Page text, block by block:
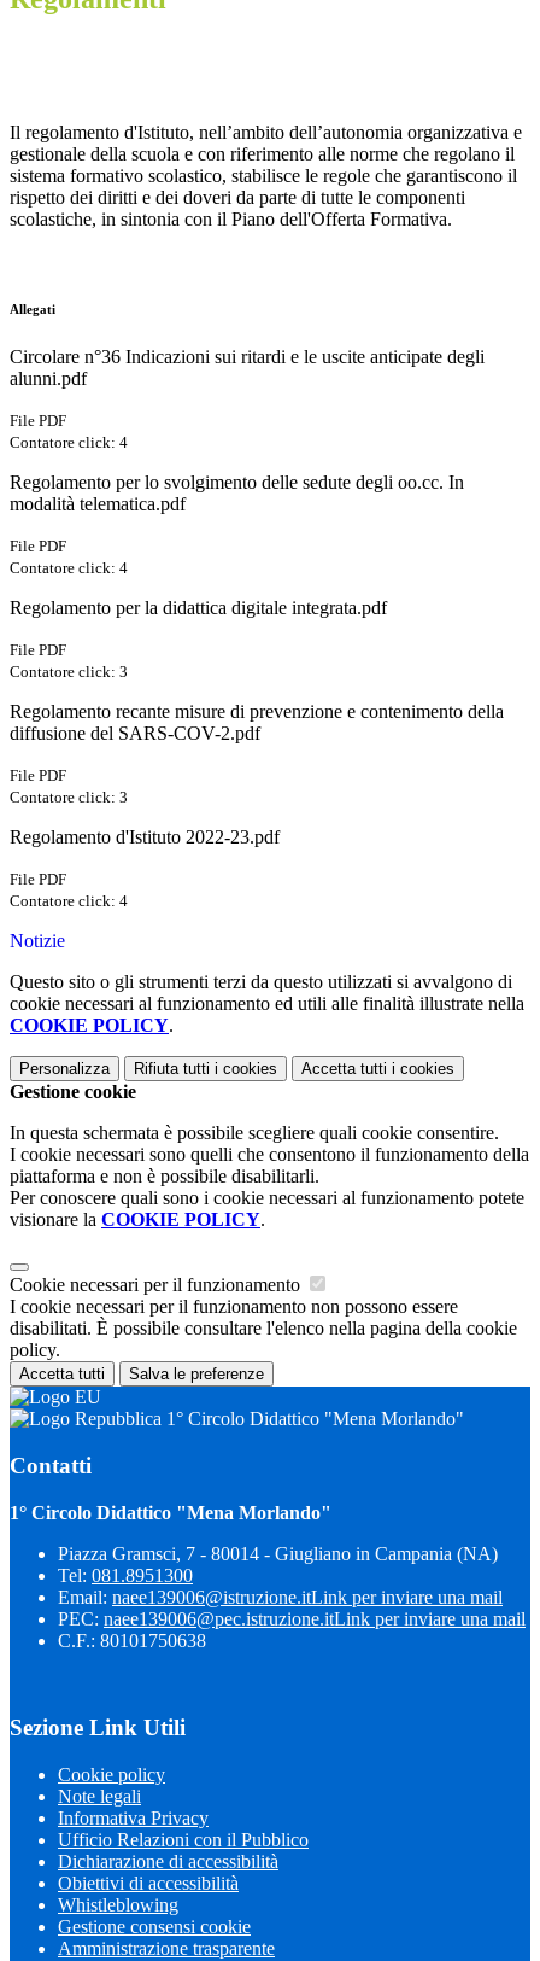
Il regolamento d'Istituto, nell’ambito dell’autonomia organizzativa e
gestionale della scuola e con riferimento alle norme che regolano il
sistema formativo scolastico, stabilisce le regole che garantiscono il
rispetto dei diritti e dei doveri da parte di tutte le componenti
scolastiche, in sintonia con il Piano dell'Offerta Formativa.
Allegati
Circolare n°36 Indicazioni sui ritardi e le uscite anticipate degli
alunni.pdf
File PDF
Contatore click: 4
Regolamento per lo svolgimento delle sedute degli oo.cc. In
modalità telematica.pdf
File PDF
Contatore click: 4
Regolamento per la didattica digitale integrata.pdf
File PDF
Contatore click: 3
Regolamento recante misure di prevenzione e contenimento della
diffusione del SARS-COV-2.pdf
File PDF
Contatore click: 3
Regolamento d'Istituto 2022-23.pdf
File PDF
Contatore click: 4
Notizie
Questo sito o gli strumenti terzi da questo utilizzati si avvalgono di
cookie necessari al funzionamento ed utili alle finalità illustrate nella
COOKIE POLICY.
Personalizza Rifiuta tutti i cookies Accetta tutti i cookies
Gestione cookie
In questa schermata è possibile scegliere quali cookie consentire.
I cookie necessari sono quelli che consentono il funzionamento della
piattaforma e non è possibile disabilitarli.
Per conoscere quali sono i cookie necessari al funzionamento potete
visionare la COOKIE POLICY.
Cookie necessari per il funzionamento
I cookie necessari per il funzionamento non possono essere
disabilitati. È possibile consultare l'elenco nella pagina della cookie
policy.
Accetta tutti Salva le preferenze
1° Circolo Didattico "Mena Morlando"
Contatti
1° Circolo Didattico "Mena Morlando"
Piazza Gramsci, 7 - 80014 - Giugliano in Campania (NA)
Tel: 081.8951300
Email: naee139006@istruzione.itLink per inviare una mail
PEC: naee139006@pec.istruzione.itLink per inviare una mail
C.F.: 80101750638
Sezione Link Utili
Cookie policy
Note legali
Informativa Privacy
Ufficio Relazioni con il Pubblico
Dichiarazione di accessibilità
Obiettivi di accessibilità
Whistleblowing
Gestione consensi cookie
Amministrazione trasparente